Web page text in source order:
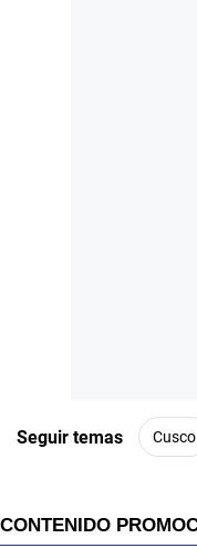
Seguir temas Cusco